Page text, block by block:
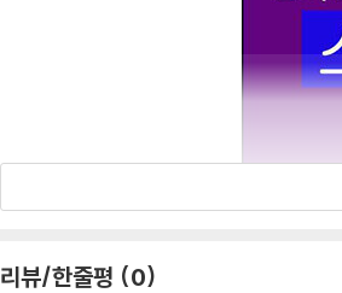
리뷰/한줄평 0